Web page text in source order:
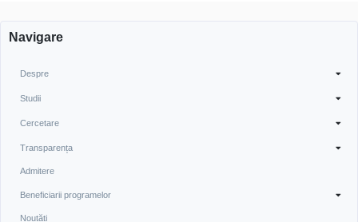
Navigare
Despre
Studii
Cercetare
Transparența
Admitere
Beneficiarii programelor
Noutăți